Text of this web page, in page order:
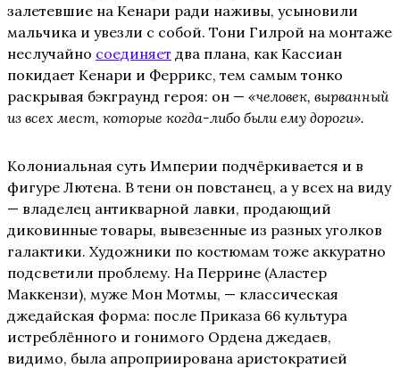
залетевшие на Кенари ради наживы, усыновили
мальчика и увезли с собой. Тони Гилрой на монтаже
неслучайно соединяет два плана, как Кассиан
покидает Кенари и Феррикс, тем самым тонко
раскрывая бэкграунд героя: он — «человек, вырванный
из всех мест, которые когда-либо были ему дороги».
Колониальная суть Империи подчёркивается и в
фигуре Лютена. В тени он повстанец, а у всех на виду
— владелец антикварной лавки, продающий
диковинные товары, вывезенные из разных уголков
галактики. Художники по костюмам тоже аккуратно
подсветили проблему. На Перрине (Аластер
Маккензи), муже Мон Мотмы, — классическая
джедайская форма: после Приказа 66 культура
истреблённого и гонимого Ордена джедаев,
видимо, была апроприирована аристократией